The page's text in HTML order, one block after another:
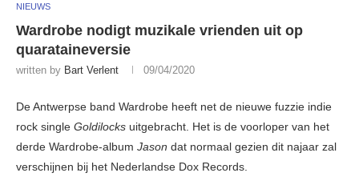
NIEUWS
Wardrobe nodigt muzikale vrienden uit op
quarataineversie
written by Bart Verlent 09/04/2020
De Antwerpse band Wardrobe heeft net de nieuwe fuzzie indie
rock single Goldilocks uitgebracht. Het is de voorloper van het
derde Wardrobe-album Jason dat normaal gezien dit najaar zal
verschijnen bij het Nederlandse Dox Records.